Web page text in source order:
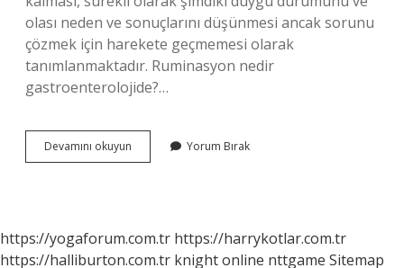
olası neden ve sonuçlarını düşünmesi ancak sorunu
çözmek için harekete geçmemesi olarak
tanımlanmaktadır. Ruminasyon nedir
gastroenterolojide?…
Devamını okuyun Ruminasyon
Nedir
Yorum Bırak
https://yogaforum.com.tr https://harrykotlar.com.tr
https://halliburton.com.tr knight online nttgame Sitemap